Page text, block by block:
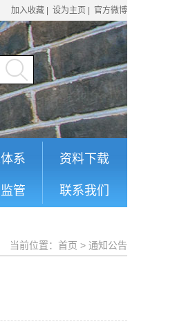
加入收藏 设为主页 官方微博
系
管
资料下载
联系我们
当前位置： 首页 > 通知公告